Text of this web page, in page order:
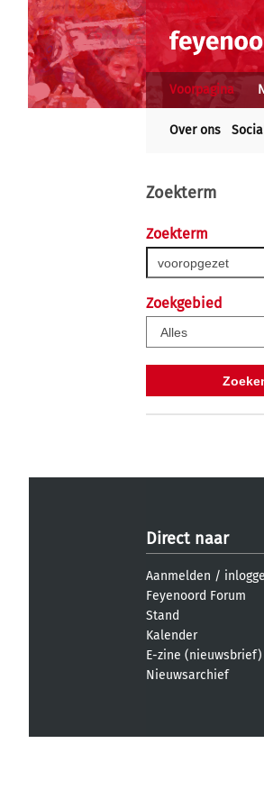
Voorpagina
Over ons
Zoekterm
Zoekterm
Zoekgebied
Direct naar
Aanmelden /
Feyenoord Forum
Stand
Kalender
E-zine (nieuwsbrief)
Nieuwsarchief